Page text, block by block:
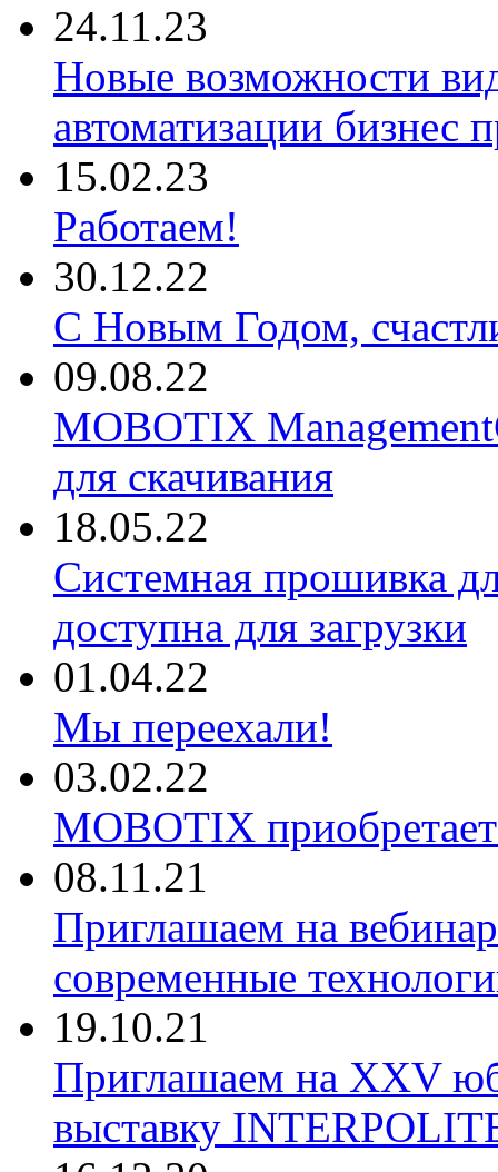
24.11.23
Новые возможности
автоматизации бизнес
15.02.23
Работаем!
30.12.22
С Новым Годом,
09.08.22
MOBOTIX
для скачивания
18.05.22
Системная прошивка
доступна для загрузки
01.04.22
Мы переехали!
03.02.22
MOBOTIX
08.11.21
Приглашаем на
современные
19.10.21
Приглашаем на XXV
выставку